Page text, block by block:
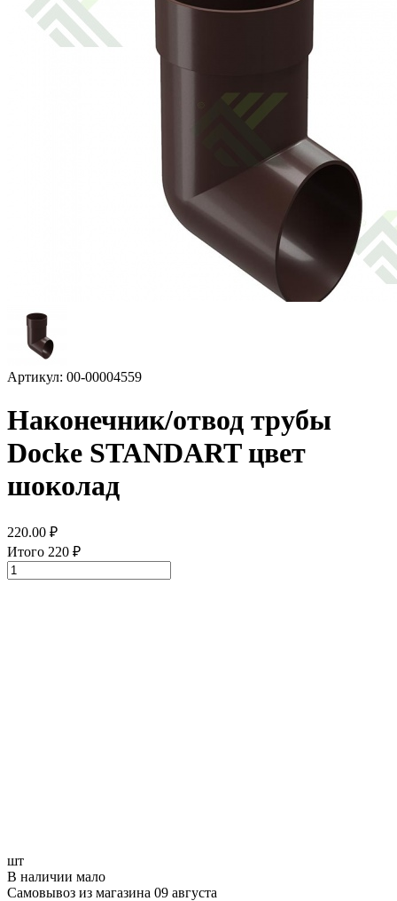
Артикул: 00-00004559
Наконечник/отвод трубы
Docke STANDART цвет
шоколад
220.00 ₽
Итого 220 ₽
шт
В наличии мало
Самовывоз из магазина 09 августа